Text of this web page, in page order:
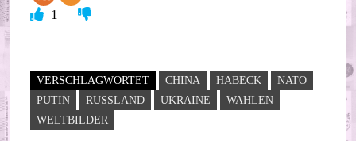
1
VERSCHLAGWORTET CHINA HABECK
NATO
PUTIN
RUSSLAND UKRAINE
WAHLEN
WELTBILDER